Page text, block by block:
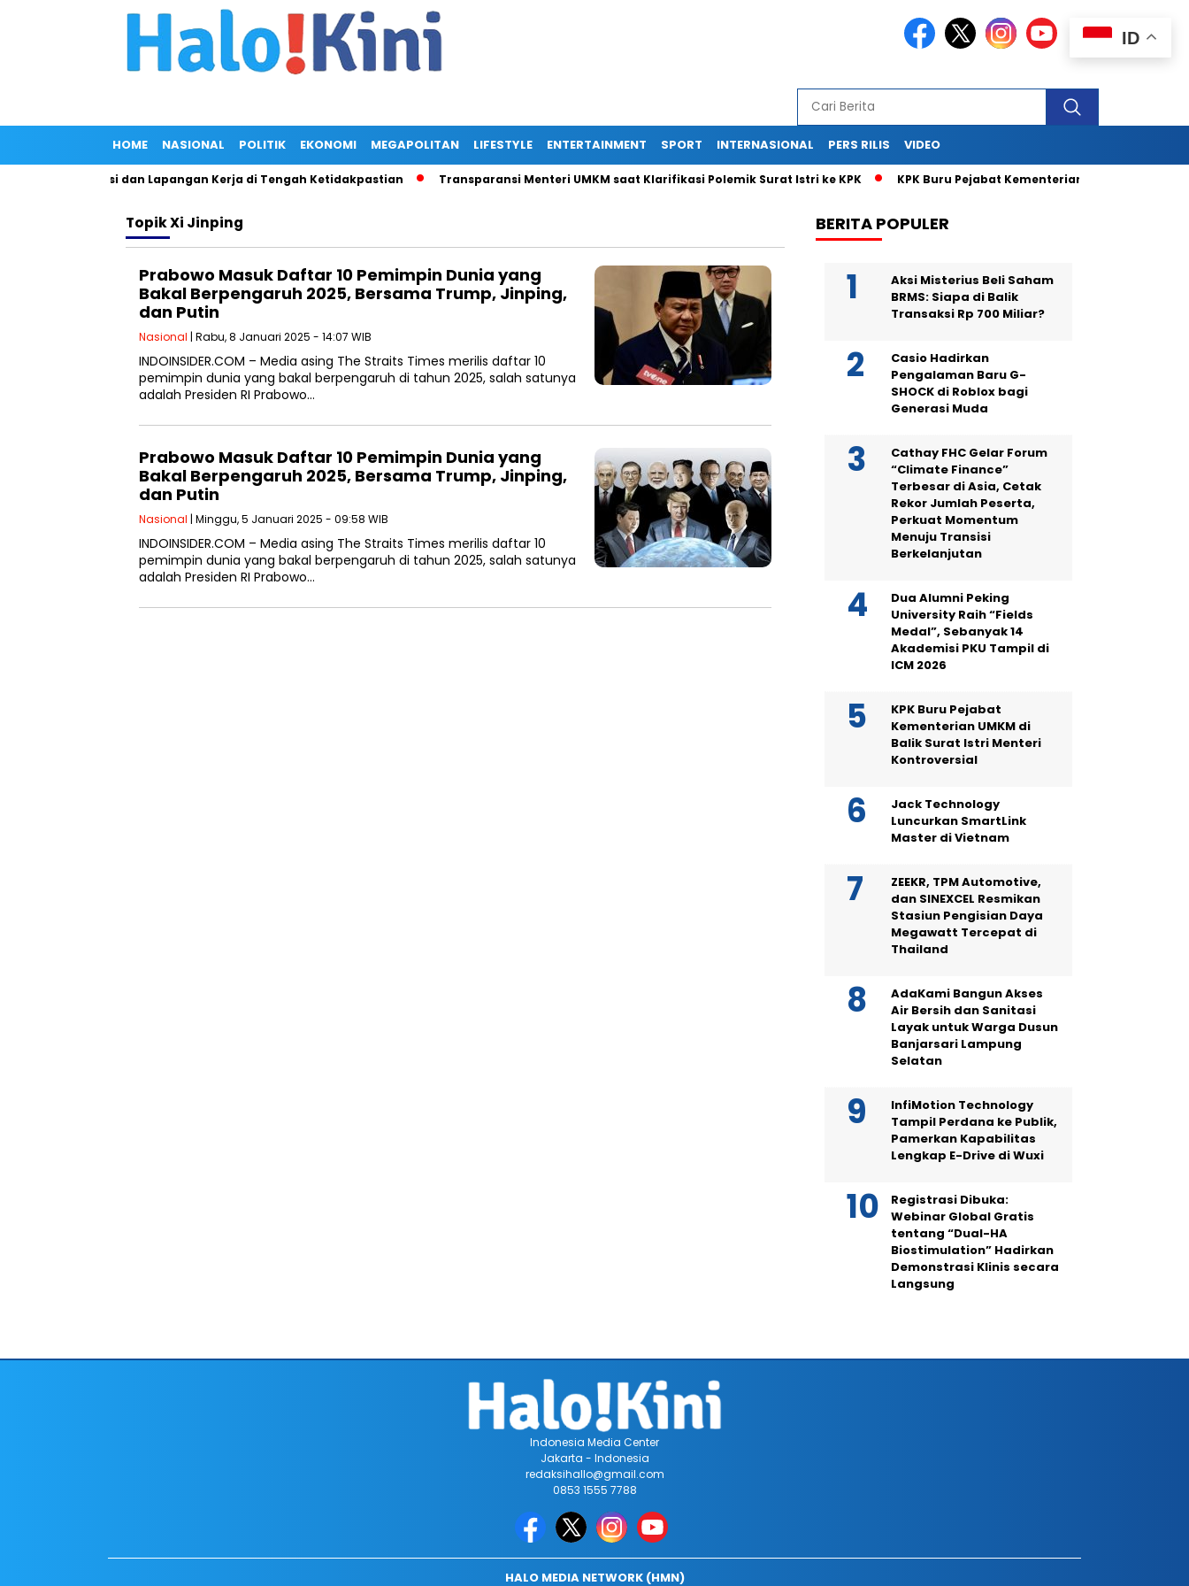
HOME NASIONAL POLITIK EKONOMI MEGAPOLITAN LIFESTYLE ENTERTAINMENT SPORT INTERNASIONAL PERS RILIS VIDEO
Hilirisasi dan Lapangan Kerja di Tengah Ketidakpastian Transparansi Menteri UMKM saat Klarifikasi Polemik Surat Istri ke KPK KPK Buru Pejabat Kementerian UMKM di Balik
TopikXi Jinping
Prabowo Masuk Daftar 10 Pemimpin Dunia yang
Bakal Berpengaruh 2025, Bersama Trump, Jinping,
dan Putin
Nasional | Rabu, 8 Januari 2025 - 14:07 WIB
INDOINSIDER.COM – Media asing The Straits Times merilis daftar 10
pemimpin dunia yang bakal berpengaruh di tahun 2025, salah satunya
adalah Presiden RI Prabowo…
Prabowo Masuk Daftar 10 Pemimpin Dunia yang
Bakal Berpengaruh 2025, Bersama Trump, Jinping,
dan Putin
Nasional | Minggu, 5 Januari 2025 - 09:58 WIB
INDOINSIDER.COM – Media asing The Straits Times merilis daftar 10
pemimpin dunia yang bakal berpengaruh di tahun 2025, salah satunya
adalah Presiden RI Prabowo…
BERITA POPULER
Aksi Misterius Beli Saham
BRMS: Siapa di Balik
Transaksi Rp 700 Miliar?
Casio Hadirkan
Pengalaman Baru G-
SHOCK di Roblox bagi
Generasi Muda
Cathay FHC Gelar Forum
“Climate Finance”
Terbesar di Asia, Cetak
Rekor Jumlah Peserta,
Perkuat Momentum
Menuju Transisi
Berkelanjutan
Dua Alumni Peking
University Raih “Fields
Medal”, Sebanyak 14
Akademisi PKU Tampil di
ICM 2026
KPK Buru Pejabat
Kementerian UMKM di
Balik Surat Istri Menteri
Kontroversial
Jack Technology
Luncurkan SmartLink
Master di Vietnam
ZEEKR, TPM Automotive,
dan SINEXCEL Resmikan
Stasiun Pengisian Daya
Megawatt Tercepat di
Thailand
AdaKami Bangun Akses
Air Bersih dan Sanitasi
Layak untuk Warga Dusun
Banjarsari Lampung
Selatan
InfiMotion Technology
Tampil Perdana ke Publik,
Pamerkan Kapabilitas
Lengkap E-Drive di Wuxi
Registrasi Dibuka:
Webinar Global Gratis
tentang “Dual-HA
Biostimulation” Hadirkan
Demonstrasi Klinis secara
Langsung
ID
Indonesia Media Center
Jakarta - Indonesia
redaksihallo@gmail.com
0853 1555 7788
HALO MEDIA NETWORK (HMN)